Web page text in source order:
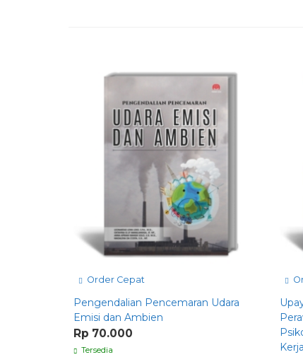
Order Cepat
Pengendalian Pencemaran Udara
Emisi dan Ambien
Rp 70.000
Tersedia
Kerja